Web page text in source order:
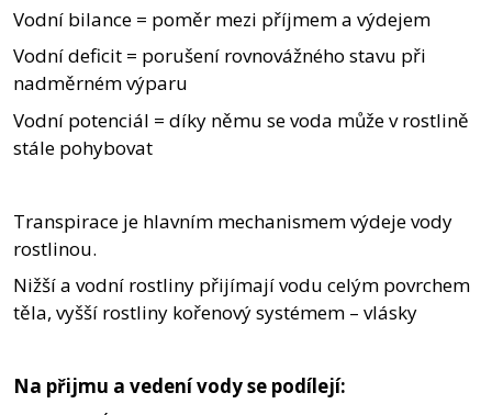
Vodní bilance = poměr mezi příjmem a výdejem
Vodní deficit = porušení rovnovážného stavu při
nadměrném výparu
Vodní potenciál = díky němu se voda může v rostlině
stále pohybovat
Transpirace je hlavním mechanismem výdeje vody
rostlinou.
Nižší a vodní rostliny přijímají vodu celým povrchem
těla, vyšší rostliny kořenový systémem – vlásky
Na přijmu a vedení vody se podílejí: